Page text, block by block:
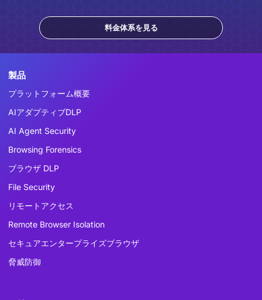
料金体系を見る
製品
プラットフォーム概要
AIアダプティブDLP
AI Agent Security
Browsing Forensics
ブラウザ DLP
File Security
リモートアクセス
Remote Browser Isolation
セキュアエンタープライズブラウザ
脅威防御